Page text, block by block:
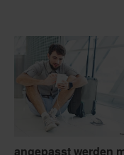
angepasst werden